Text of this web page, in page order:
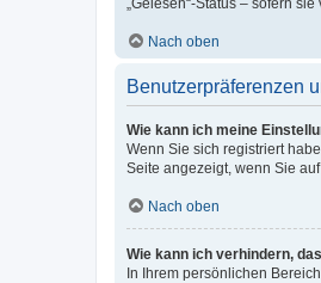
„Gelesen“-Status – sofern
Nach oben
Benutzerpräferenzen
Wie kann ich meine
Wenn Sie sich registriert
Seite angezeigt, wenn Sie
Nach oben
Wie kann ich verhindern,
In Ihrem persönlichen